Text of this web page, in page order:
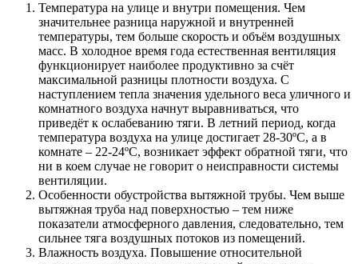
Температура на улице и внутри помещения. Чем
значительнее разница наружной и внутренней
температуры, тем больше скорость и объём воздушных
масс. В холодное время года естественная вентиляция
функционирует наиболее продуктивно за счёт
максимальной разницы плотности воздуха. С
наступлением тепла значения удельного веса уличного и
комнатного воздуха начнут выравниваться, что
приведёт к ослабеванию тяги. В летний период, когда
температура воздуха на улице достигает 28-30ºС, а в
комнате ‒ 22-24ºС, возникает эффект обратной тяги, что
ни в коем случае не говорит о неисправности системы
вентиляции.
Особенности обустройства вытяжной трубы. Чем выше
вытяжная труба над поверхностью ‒ тем ниже
показатели атмосферного давления, следовательно, тем
сильнее тяга воздушных потоков из помещений.
Влажность воздуха. Повышение относительной